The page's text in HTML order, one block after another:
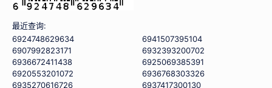
最近查询:
6924748629634
6941507395104
6907992823171
6932393200702
6936672411438
6925069385391
6920553201072
6936768303326
6935270616726
6937417300130